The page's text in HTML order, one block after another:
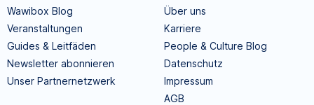
Wawibox Blog
Veranstaltungen
Guides & Leitfäden
Newsletter abonnieren
Unser Partnernetzwerk
Über uns
Karriere
People & Culture Blog
Datenschutz
Impressum
AGB